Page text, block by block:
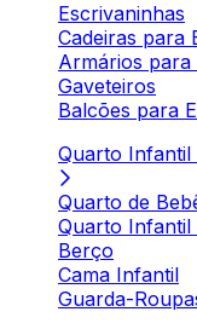
Escrivaninhas
Cadeiras para
Armários para
Gaveteiros
Balcões para
Quarto Infantil
Quarto de
Quarto Infantil
Berço
Cama Infantil
Guarda-